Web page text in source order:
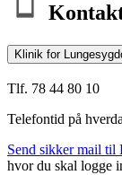
Klinik for
Tlf. 78 44 80 10
Telefontid på
Send sikker mail
hvor du skal logge